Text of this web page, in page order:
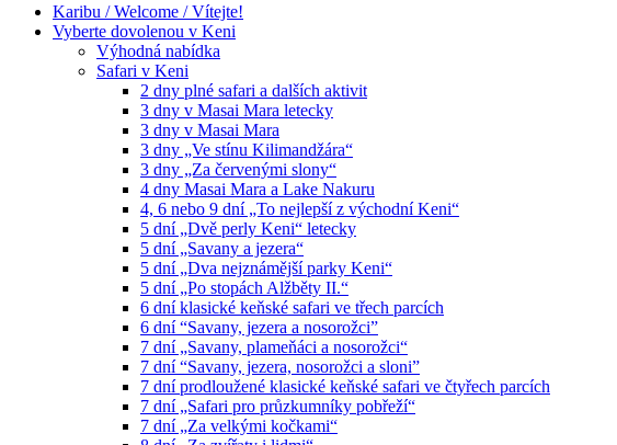
Karibu / Welcome / Vítejte!
Vyberte dovolenou v Keni
Výhodná nabídka
Safari v Keni
2 dny plné safari a dalších aktivit
3 dny v Masai Mara letecky
3 dny v Masai Mara
3 dny „Ve stínu Kilimandžára“
3 dny „Za červenými slony“
4 dny Masai Mara a Lake Nakuru
4, 6 nebo 9 dní „To nejlepší z východní Keni“
5 dní „Dvě perly Keni“ letecky
5 dní „Savany a jezera“
5 dní „Dva nejznámější parky Keni“
5 dní „Po stopách Alžběty II.“
6 dní klasické keňské safari ve třech parcích
6 dní “Savany, jezera a nosorožci”
7 dní „Savany, plameňáci a nosorožci“
7 dní “Savany, jezera, nosorožci a sloni”
7 dní prodloužené klasické keňské safari ve čtyřech parcích
7 dní „Safari pro průzkumníky pobřeží“
7 dní „Za velkými kočkami“